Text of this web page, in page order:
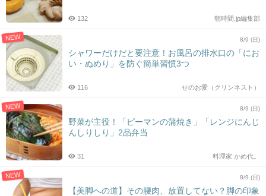
朝時間.jp編集部
132
NEW 8/9 (日)
シャワーだけだと要注意！お風呂の排水口の「にお
い・ぬめり」を防ぐ簡単習慣3つ
せのお愛（クリンネスト）
116
NEW 8/9 (日)
野菜が主役！「ピーマンの蒲焼き」「レンジにんじ
んしりしり」2品弁当
料理家 かめ代。
31
NEW 8/9 (日)
【美脚への道】その腰肉、放置してない？脚の印象